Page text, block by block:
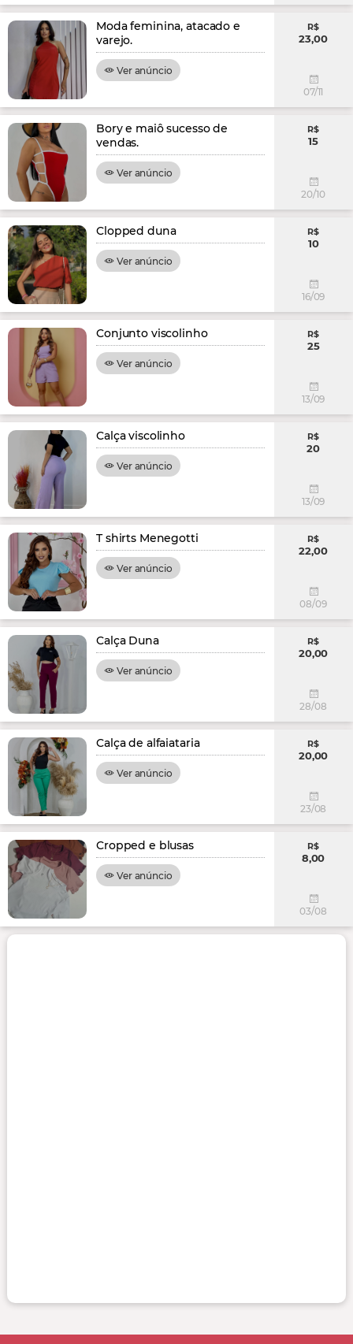
Moda feminina, atacado e
varejo.
Ver anúncio
R$
23,00
07/11
Bory e maiô sucesso de
vendas.
Ver anúncio
R$
15
20/10
Clopped duna
Ver anúncio
R$
10
16/09
Conjunto viscolinho
Ver anúncio
R$
25
13/09
Calça viscolinho
Ver anúncio
R$
20
13/09
T shirts Menegotti
Ver anúncio
R$
22,00
08/09
Calça Duna
Ver anúncio
R$
20,00
28/08
Calça de alfaiataria
Ver anúncio
R$
20,00
23/08
Cropped e blusas
Ver anúncio
R$
8,00
03/08